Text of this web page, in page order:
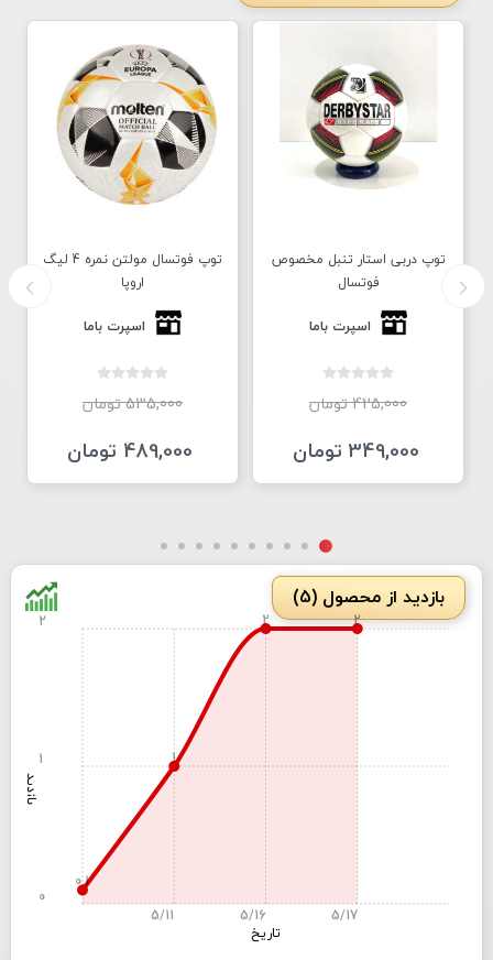
توپ دربی استار تنبل مخصوص
فوتسال
اسپرت باما
425,000 تومان
349,000 تومان
توپ فوتسال مولتن نمره 4 لیگ
اروپا
اسپرت باما
535,000 تومان
489,000 تومان
بازدید از محصول (5)
بازدید
تاریخ
0.1
1
2 2
5/11 5/16 5/17
0
1
2